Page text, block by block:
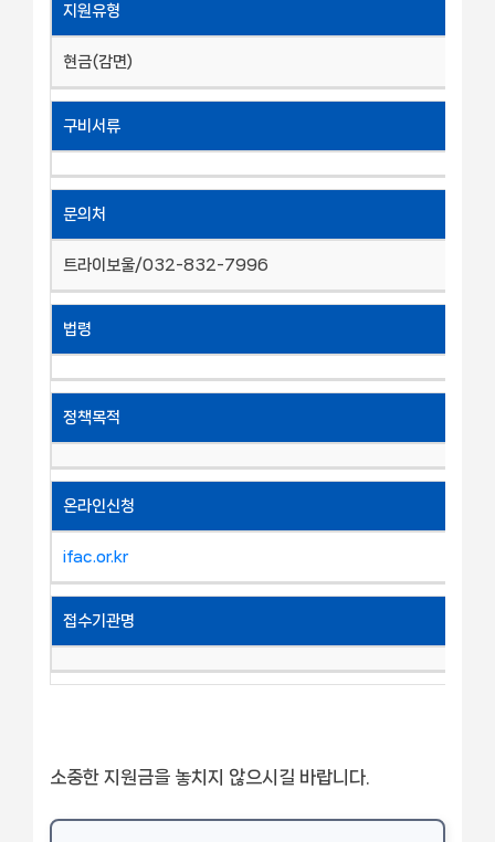
지원유형
현금(감면)
구비서류
문의처
트라이보울/032-832-7996
법령
정책목적
온라인신청
ifac.or.kr
접수기관명
소중한 지원금을 놓치지 않으시길 바랍니다.